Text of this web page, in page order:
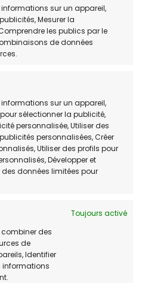
sur un appareil,
Mesurer la
les publics par le
de données
sur un appareil,
sélectionner la publicité,
personnalisée, Utiliser des
personnalisées, Créer
Utiliser des profils pour
Développer et
des données limitées pour
Toujours activé
des
de
Identifier
informations
leur offrant soins et
leur adoption.
refuges et
supplémentaire ou
il est conseillé
l'association. La SPA
Métropole joue un
en promouvant
et en sensibilisant le
Noé